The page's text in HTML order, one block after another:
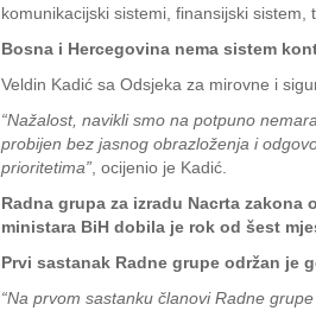
komunikacijski sistemi, finansijski sistem,
Bosna i Hercegovina nema sistem
Veldin Kadić sa Odsjeka za mirovne i
“Nažalost, navikli smo na potpuno
probijen bez jasnog obrazloženja i
prioritetima” , ocijenio je Kadić.
Radna grupa za izradu Nacrta
ministara BiH dobila je rok od šest
Prvi sastanak Radne grupe održan je
“Na prvom sastanku članovi Radne